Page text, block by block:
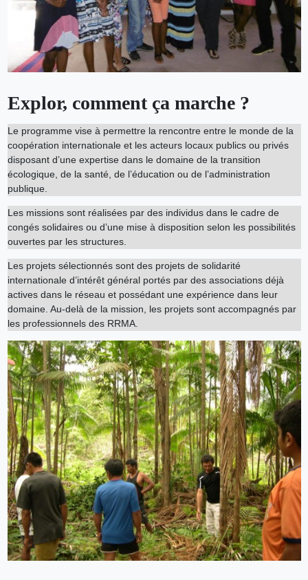
Explor, comment ça marche ?
Le programme vise à permettre la rencontre entre le monde de la
coopération internationale et les acteurs locaux publics ou privés
disposant d’une expertise dans le domaine de la transition
écologique, de la santé, de l’éducation ou de l’administration
publique.
Les missions sont réalisées par des individus dans le cadre de
congés solidaires ou d’une mise à disposition selon les possibilités
ouvertes par les structures.
Les projets sélectionnés sont des projets de solidarité
internationale d’intérêt général portés par des associations déjà
actives dans le réseau et possédant une expérience dans leur
domaine. Au-delà de la mission, les projets sont accompagnés par
les professionnels des RRMA.